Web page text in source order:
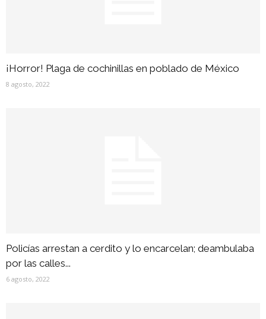
¡Horror! Plaga de cochinillas en poblado de México
8 agosto, 2022
Policías arrestan a cerdito y lo encarcelan; deambulaba
por las calles...
6 agosto, 2022